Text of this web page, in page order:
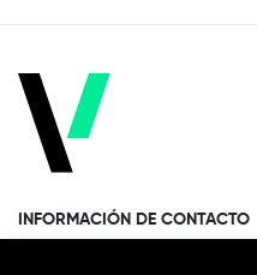
INFORMACIÓN DE CONTACTO